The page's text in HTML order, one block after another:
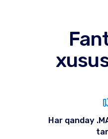
Har qanday